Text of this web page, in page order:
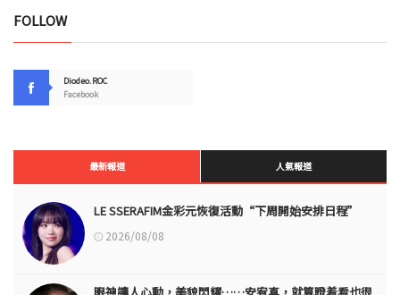
FOLLOW
Diodeo.ROC
Facebook
最新報道 人氣報道
LE SSERAFIM金彩元恢復活動“下周開始安排日程”
2026/08/08